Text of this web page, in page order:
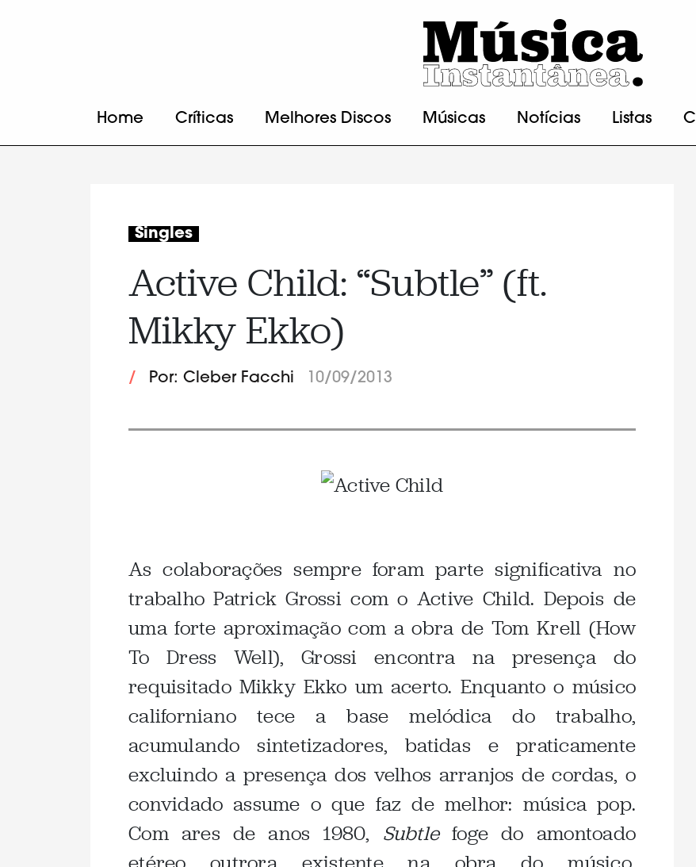
Home Críticas Melhores Discos Músicas Notícias Listas
Singles
Active Child: “Subtle” (ft.
Mikky Ekko)
/ Por: Cleber Facchi 10/09/2013
As colaborações sempre foram parte significativa no
trabalho Patrick Grossi com o Active Child. Depois de
uma forte aproximação com a obra de Tom Krell (How
To Dress Well), Grossi encontra na presença do
requisitado Mikky Ekko um acerto. Enquanto o músico
californiano tece a base melódica do trabalho,
acumulando sintetizadores, batidas e praticamente
excluindo a presença dos velhos arranjos de cordas, o
convidado assume o que faz de melhor: música pop.
Com ares de anos 1980, Subtlefoge do amontoado